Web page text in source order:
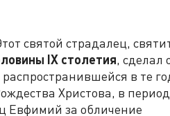
святой страдалец,
IX столетия, сделал
в те
Христова, в период
Евфимий за обличение